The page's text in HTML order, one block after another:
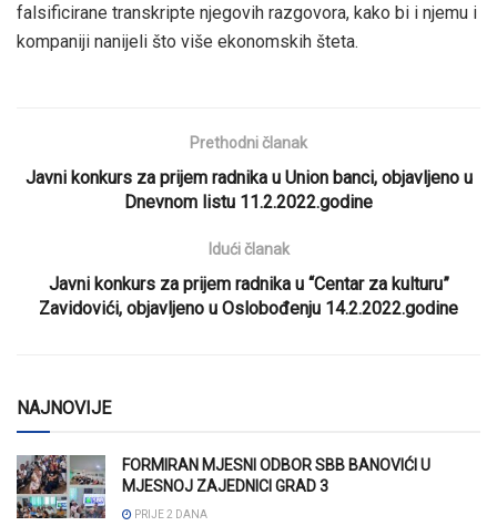
falsificirane transkripte njegovih razgovora, kako bi i njemu i
kompaniji nanijeli što više ekonomskih šteta.
Prethodni članak
Javni konkurs za prijem radnika u Union banci, objavljeno u
Dnevnom listu 11.2.2022.godine
Idući članak
Javni konkurs za prijem radnika u “Centar za kulturu”
Zavidovići, objavljeno u Oslobođenju 14.2.2022.godine
NAJNOVIJE
FORMIRAN MJESNI ODBOR SBB BANOVIĆI U
MJESNOJ ZAJEDNICI GRAD 3
PRIJE 2 DANA